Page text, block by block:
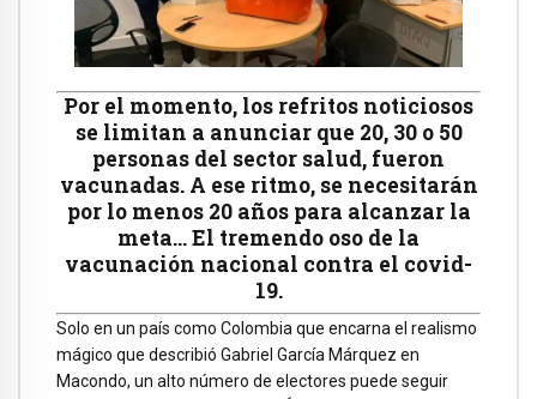
Por el momento, los refritos noticiosos
se limitan a anunciar que 20, 30 o 50
personas del sector salud, fueron
vacunadas. A ese ritmo, se necesitarán
por lo menos 20 años para alcanzar la
meta… El tremendo oso de la
vacunación nacional contra el covid-
19.
Solo en un país como Colombia que encarna el realismo
mágico que describió Gabriel García Márquez en
Macondo, un alto número de electores puede seguir